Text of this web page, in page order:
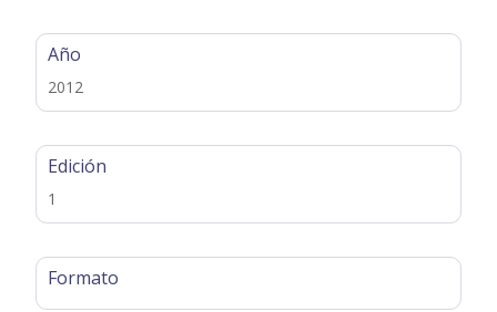
Año
2012
Edición
1
Formato